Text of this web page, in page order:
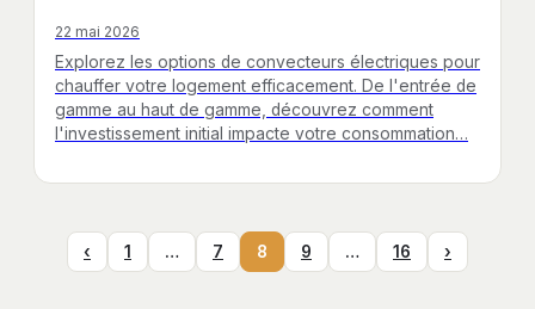
22 mai 2026
Explorez les options de convecteurs électriques pour
chauffer votre logement efficacement. De l'entrée de
gamme au haut de gamme, découvrez comment
l'investissement initial impacte votre consommation…
‹ 1 … 7 8 9 … 16 ›